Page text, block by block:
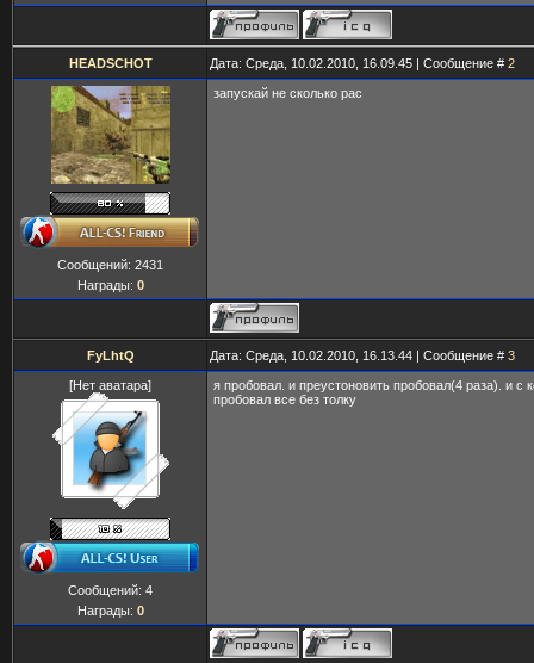
HEADSCHOT Дата: Среда, 10.02.2010, 16.09.45 | Сообщение # 2
Сообщений: 2431
Награды: 0
запускай не сколько рас
FyLhtQ Дата: Среда, 10.02.2010, 16.13.44 | Сообщение # 3
[Нет аватара]
Сообщений: 4
Награды: 0
я пробовал. и преустоновить пробовал(4 раза). и с
пробовал все без толку